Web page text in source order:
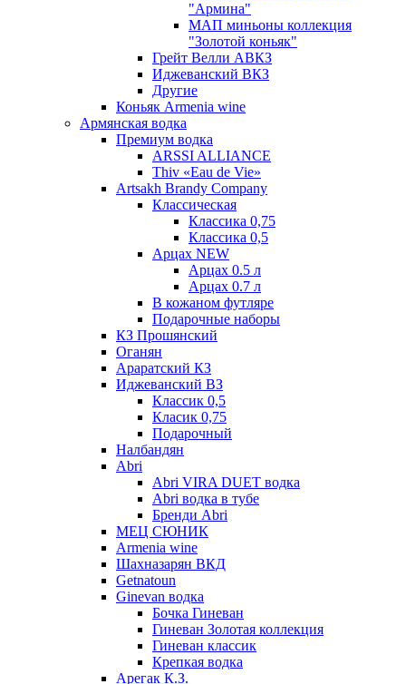
"Армина"
МАП миньоны коллекция
"Золотой коньяк"
Грейт Велли АВКЗ
Иджеванский ВКЗ
Другие
Коньяк Armenia wine
Армянская водка
Премиум водка
ARSSI ALLIANCE
Thiv «Eau de Vie»
Artsakh Brandy Company
Классическая
Классика 0,75
Классика 0,5
Арцах NEW
Арцах 0.5 л
Арцах 0.7 л
В кожаном футляре
Подарочные наборы
КЗ Прошянский
Оганян
Араратский КЗ
Иджеванский ВЗ
Классик 0,5
Класик 0,75
Подарочный
Налбандян
Abri
Abri VIRA DUET водка
Abri водка в тубе
Бренди Abri
МЕЦ СЮНИК
Armenia wine
Шахназарян ВКД
Getnatoun
Ginevan водка
Бочка Гиневан
Гиневан Золотая коллекция
Гиневан классик
Крепкая водка
Арегак К.З.